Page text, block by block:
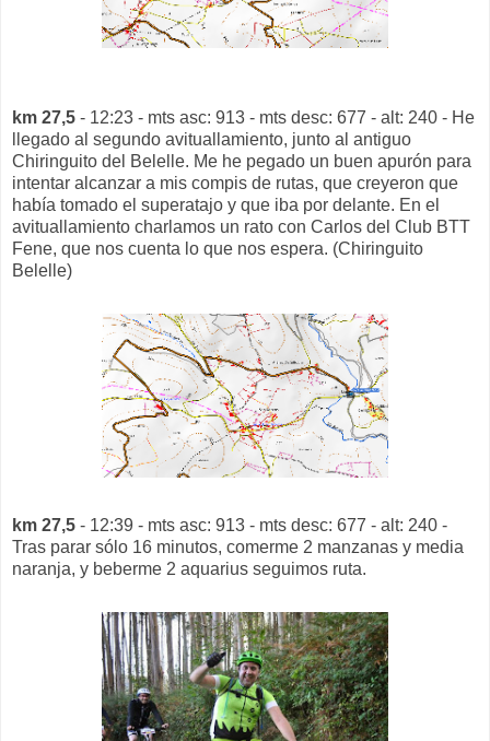
km 27,5 - 12:23 - mts asc: 913 - mts desc: 677 - alt: 240 - He
llegado al segundo avituallamiento, junto al antiguo
Chiringuito del Belelle. Me he pegado un buen apurón para
intentar alcanzar a mis compis de rutas, que creyeron que
había tomado el superatajo y que iba por delante. En el
avituallamiento charlamos un rato con Carlos del Club BTT
Fene, que nos cuenta lo que nos espera. (Chiringuito
Belelle)
km 27,5 - 12:39 - mts asc: 913 - mts desc: 677 - alt: 240 -
Tras parar sólo 16 minutos, comerme 2 manzanas y media
naranja, y beberme 2 aquarius seguimos ruta.